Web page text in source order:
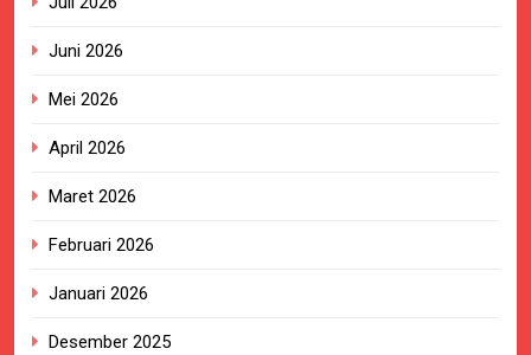
Juni 2026
Mei 2026
April 2026
Maret 2026
Februari 2026
Januari 2026
Desember 2025